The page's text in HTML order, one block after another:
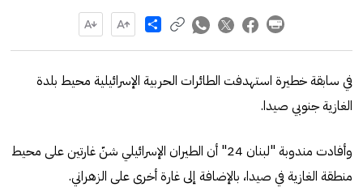
Share
في سابقة خطيرة استهدفت الطائرات الحربية الإسرائيلية محيط بلدة
الغازية جنوبي صيدا.
وأفادت مندوبة "لبنان 24" أن الطيران الإسرائيلي شنّ غارتين على محيط
منطقة الغازية في صيدا، بالإضافة إلى غارة أخرى على الزهراني.